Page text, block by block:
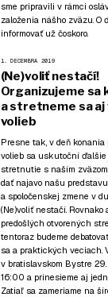
sme pripravili v rámci
založenia nášho zväzu. O
informovať už čoskoro.
1. DECEMBRA 2019
(Ne)voliť nestačí!
Organizujeme sa
a stretneme sa aj
volieb
Presne tak, v deň
volieb sa uskutoční ďalšie
stretnutie s naším
dať najavo našu
a spoločenskej zmene v
(Ne)voliť nestačí. Rovnako
predošlých otvorených
tentoraz budeme
sa a praktických veciach.
v bratislavskom Bystre 29.
16:00 a prinesieme aj
Zatiaľ sa zameriame na